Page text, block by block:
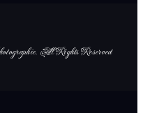
. All Rights Reserved